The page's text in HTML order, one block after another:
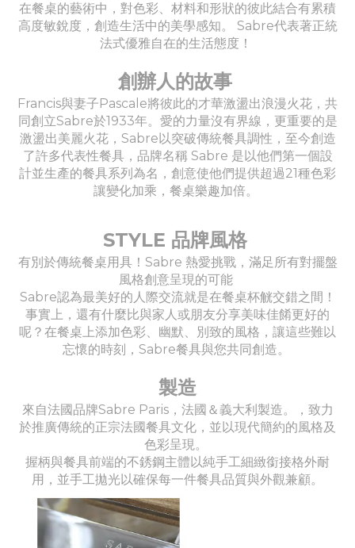
在餐桌的藝術中，對色彩、材料和形狀的彼此結合有累積
高度敏銳度，創造生活中的美學感知。 Sabre代表著正統
法式優雅自在的生活態度！
創辦人的故事
Francis與妻子Pascale將彼此的才華激盪出浪漫火花，共
同創立Sabre於1933年。愛的力量沒有界線，更重要的是
激盪出美麗火花，Sabre以突破傳統餐具調性，至今創造
了許多代表性餐具，品牌名稱 Sabre 是以他們第一個設
計並生產的餐具系列為名，創意使他們提供超過21種色彩
讓變化加乘，餐桌樂趣加倍。
STYLE 品牌風格
有別於傳統餐桌用具！Sabre 熱愛挑戰，滿足所有對擺盤
風格創意呈現的可能
Sabre認為最美好的人際交流就是在餐桌杯觥交錯之間！
事實上，還有什麼比與家人或朋友分享美味佳餚更好的
呢？在餐桌上添加色彩、幽默、別致的風格，讓這些難以
忘懷的時刻，Sabre餐具與您共同創造。
製造
來自法國品牌Sabre Paris，法國＆義大利製造。，致力
於推廣傳統的正宗法國餐具文化，並以現代簡約的風格及
色彩呈現。
握柄與餐具前端的不銹鋼主體以純手工細緻銜接格外耐
用，並手工拋光以確保每一件餐具品質與外觀兼顧。